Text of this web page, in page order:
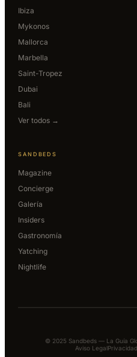
Ibiza
Mykonos
Mallorca
Marbella
Saint-Tropez
Dubai
Bali
Ver todos →
SANDBEDS
Magazine
Concierge
Galería
Insiders
Gastronomía
Yatching
Nightlife
© 2025 Sandbeds — La Guía
Aviso LegalPrivacidad